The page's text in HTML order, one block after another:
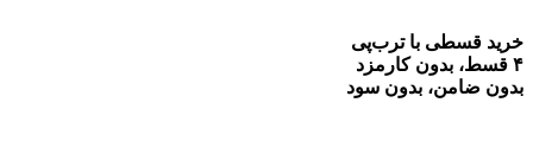
خرید قسطی با ترب‌پی
۴ قسط، بدون کارمزد
بدون ضامن، بدون سود